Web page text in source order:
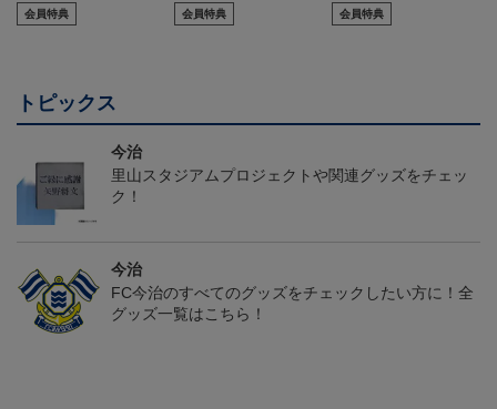
会員特典 会員特典 会員特典
トピックス
今治
里山スタジアムプロジェクトや関連グッズをチェッ
ク！
今治
FC今治のすべてのグッズをチェックしたい方に！全
グッズ一覧はこちら！